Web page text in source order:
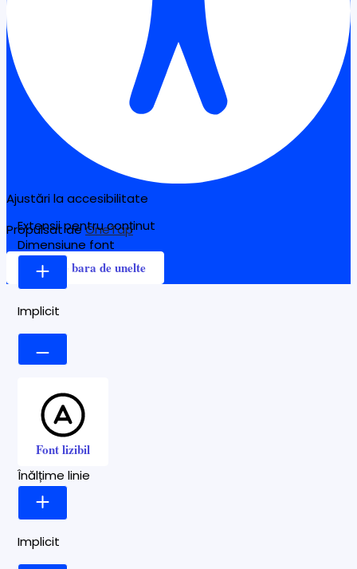
Ajustări la accesibilitate
Propulsat deOneTap
Ascunde bara de unelte
Extensii pentru conținut
Dimensiune font
Implicit
Font lizibil
Înălțime linie
Implicit